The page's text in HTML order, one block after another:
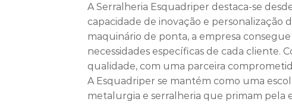
A Serralheria Esquadriper destaca-se
capacidade de inovação e personalização
maquinário de ponta, a empresa
necessidades específicas de cada cliente.
qualidade, com uma parceira
A Esquadriper se mantém como uma
metalurgia e serralheria que primam pela